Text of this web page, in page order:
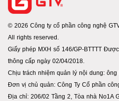
© 2026 Công ty cổ phần công nghệ
All rights reserved.
Giấy phép MXH số 146/GP-BTTTT
thông cấp ngày 02/04/2018.
Chịu trách nhiệm quản lý nội dung:
Đơn vị chủ quản: Công Ty Cổ phần
Địa chỉ: 206/02 Tầng 2, Tòa nhà No1A